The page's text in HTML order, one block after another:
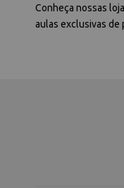
Conheça nossas
aulas exclusivas de